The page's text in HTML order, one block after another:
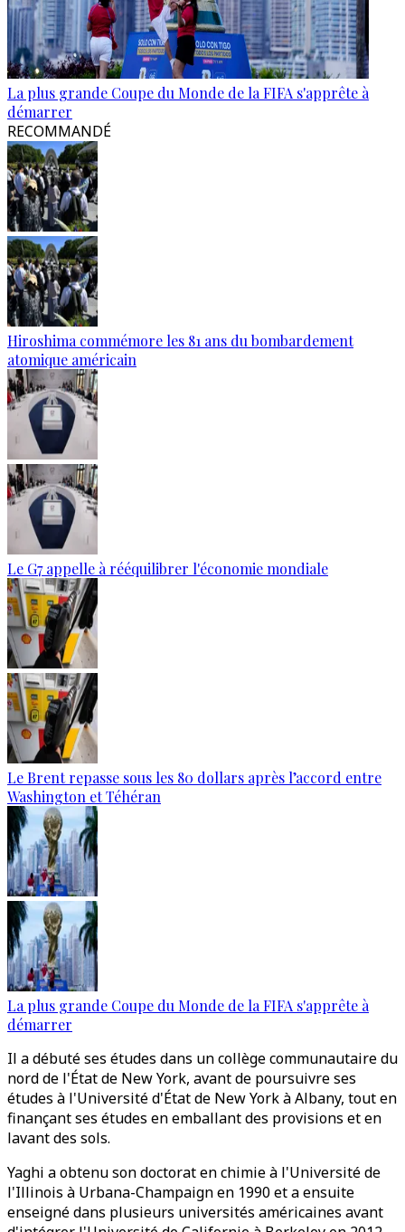
La plus grande Coupe du Monde de la FIFA s'apprête à
démarrer
RECOMMANDÉ
Hiroshima commémore les 81 ans du bombardement
atomique américain
Le G7 appelle à rééquilibrer l'économie mondiale
Le Brent repasse sous les 80 dollars après l’accord entre
Washington et Téhéran
La plus grande Coupe du Monde de la FIFA s'apprête à
démarrer
Il a débuté ses études dans un collège communautaire du
nord de l'État de New York, avant de poursuivre ses
études à l'Université d'État de New York à Albany, tout en
finançant ses études en emballant des provisions et en
lavant des sols.
Yaghi a obtenu son doctorat en chimie à l'Université de
l'Illinois à Urbana-Champaign en 1990 et a ensuite
enseigné dans plusieurs universités américaines avant